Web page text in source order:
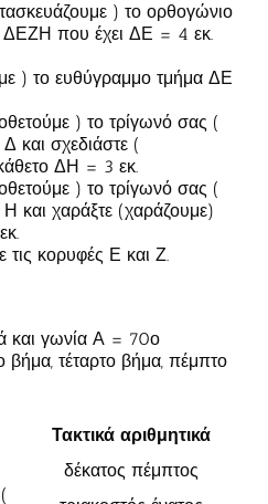
) το ορθογώνιο
που έχει ΔΕ = 4 εκ.
) το ευθύγραμμο τμήμα ΔΕ
) το τρίγωνό σας (
και σχεδιάστε (
ΔΗ = 3 εκ.
) το τρίγωνό σας (
και χαράξτε (χαράζουμε)
κορυφές Ε και Ζ.
και γωνία Α = 70ο
βήμα, τέταρτο βήμα, πέμπτο
Τακτικά αριθμητικά
δέκατος πέμπτος